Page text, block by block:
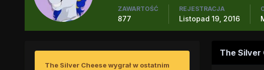
ZAWARTOŚĆ
877
REJESTRACJA
Listopad 19, 2016
The Silver Cheese wygrał w ostatnim
The Silver